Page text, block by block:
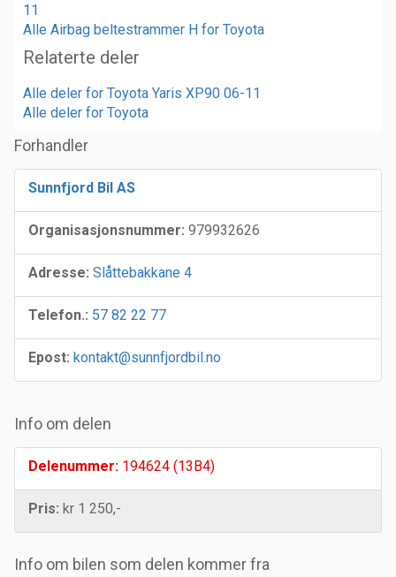
11
Alle Airbag beltestrammer H for Toyota
Relaterte deler
Alle deler for Toyota Yaris XP90 06-11
Alle deler for Toyota
Forhandler
Sunnfjord Bil AS
Organisasjonsnummer: 979932626
Adresse: Slåttebakkane 4
Telefon.: 57 82 22 77
Epost: kontakt@sunnfjordbil.no
Info om delen
Delenummer: 194624 (13B4)
Pris: kr 1 250,-
Info om bilen som delen kommer fra